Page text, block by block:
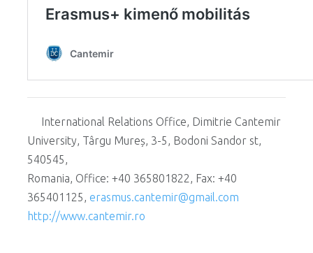
International Relations Office, Dimitrie Cantemir
University, Târgu Mureș, 3-5, Bodoni Sandor st,
540545,
Romania, Office: +40 365801822, Fax: +40
365401125, erasmus.cantemir@gmail.com
http://www.cantemir.ro